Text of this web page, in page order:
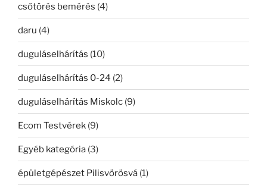
csőtörés bemérés (4)
daru (4)
duguláselhárítás (10)
duguláselhárítás 0-24 (2)
duguláselhárítás Miskolc (9)
Ecom Testvérek (9)
Egyéb kategória (3)
épületgépészet Pilisvörösvá (1)